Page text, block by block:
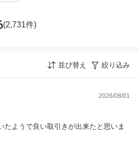
(2,731件)
並び替え 絞り込み
2026/08/01
たようで良い取引きが出来たと思いま